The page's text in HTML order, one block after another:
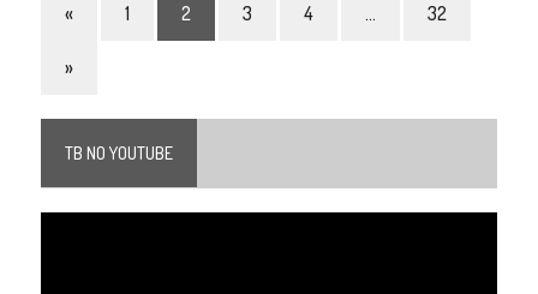
« 1 2 3 4 … 32
»
TB NO YOUTUBE